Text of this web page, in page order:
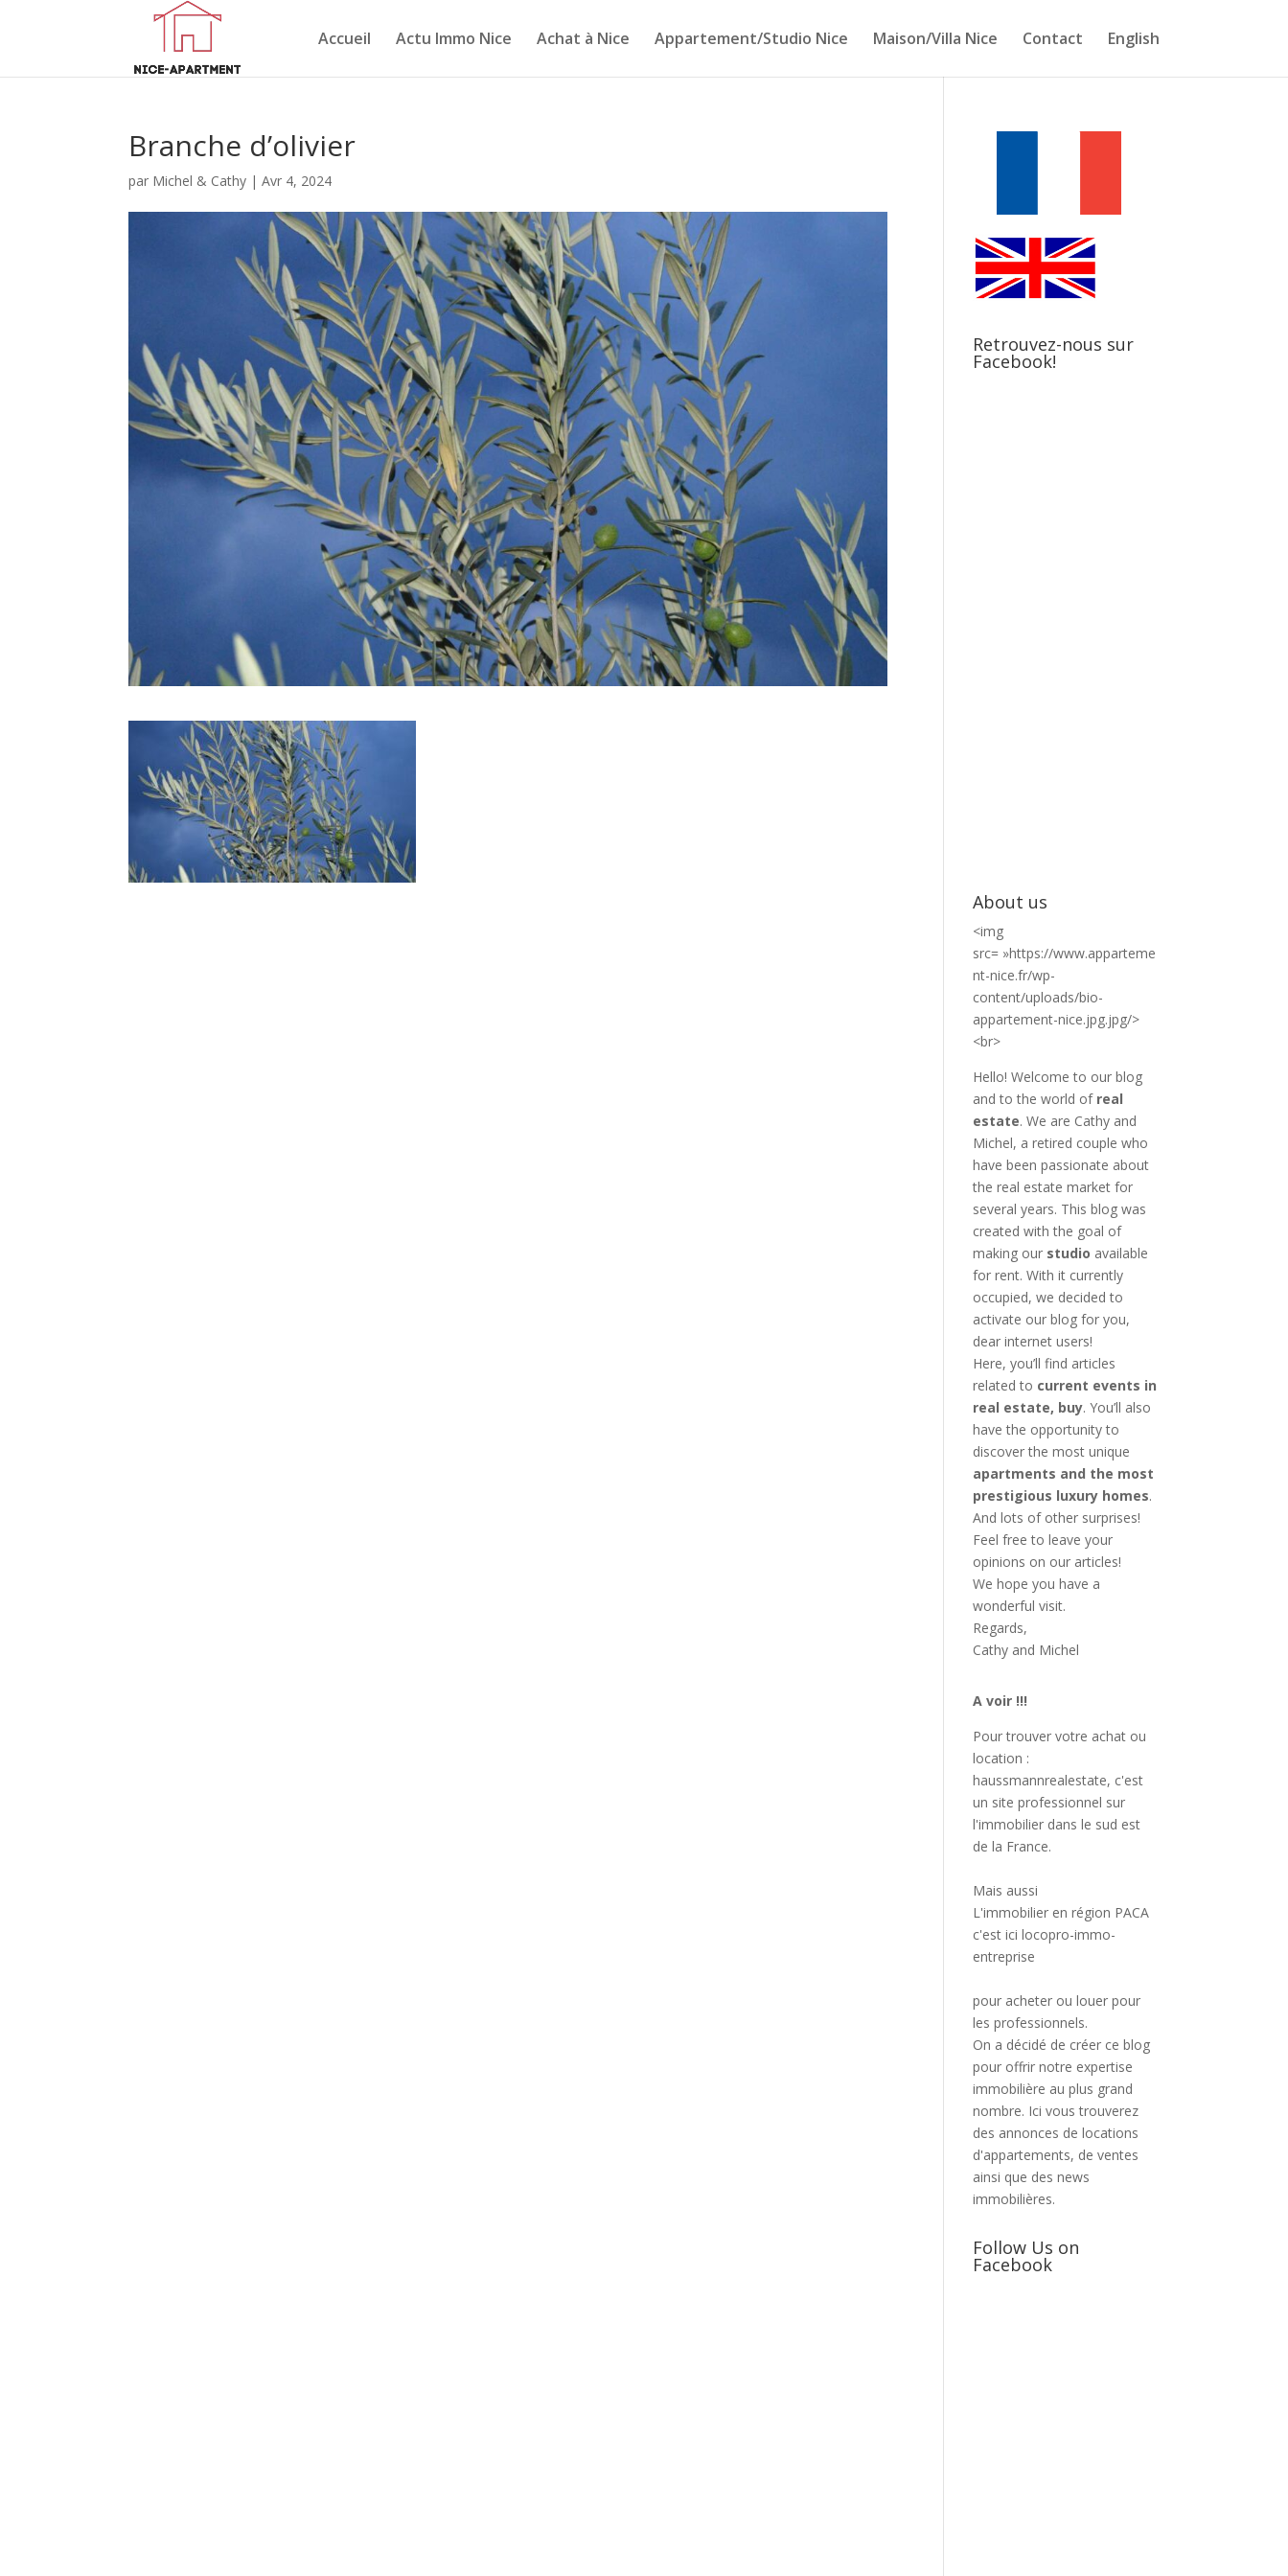
Accueil Actu Immo Nice Achat à Nice Appartement/Studio Nice Maison/Villa Nice Contact English
Branche d’olivier
par Michel & Cathy |Avr 4, 2024
Retrouvez-nous sur
Facebook!
About us
<img
src= »https://www.apparteme
nt-nice.fr/wp-
content/uploads/bio-
appartement-nice.jpg.jpg/>
<br>
Hello! Welcome to our blog
and to the world of real
estate. We are Cathy and
Michel, a retired couple who
have been passionate about
the real estate market for
several years. This blog was
created with the goal of
making our studio available
for rent. With it currently
occupied, we decided to
activate our blog for you,
dear internet users!
Here, you’ll find articles
related to current events in
real estate, buy. You’ll also
have the opportunity to
discover the most unique
apartments and the most
prestigious luxury homes.
And lots of other surprises!
Feel free to leave your
opinions on our articles!
We hope you have a
wonderful visit.
Regards,
Cathy and Michel
A voir !!!
Pour trouver votre achat ou
location :
haussmannrealestate, c'est
un site professionnel sur
l'immobilier dans le sud est
de la France.
Mais aussi
L'immobilier en région PACA
c'est icilocopro-immo-
entreprise
pour acheter ou louer pour
les professionnels.
On a décidé de créer ce blog
pour offrir notre expertise
immobilière au plus grand
nombre. Ici vous trouverez
des annonces de locations
d'appartements, de ventes
ainsi que des news
immobilières.
Follow Us on
Facebook